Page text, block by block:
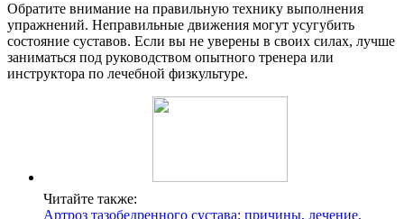
Обратите внимание на правильную технику выполнения
упражнений. Неправильные движения могут усугубить
состояние суставов. Если вы не уверены в своих силах, лучше
заниматься под руководством опытного тренера или
инструктора по лечебной физкультуре.
Читайте также:
Артроз тазобедренного сустава: причины, лечение,